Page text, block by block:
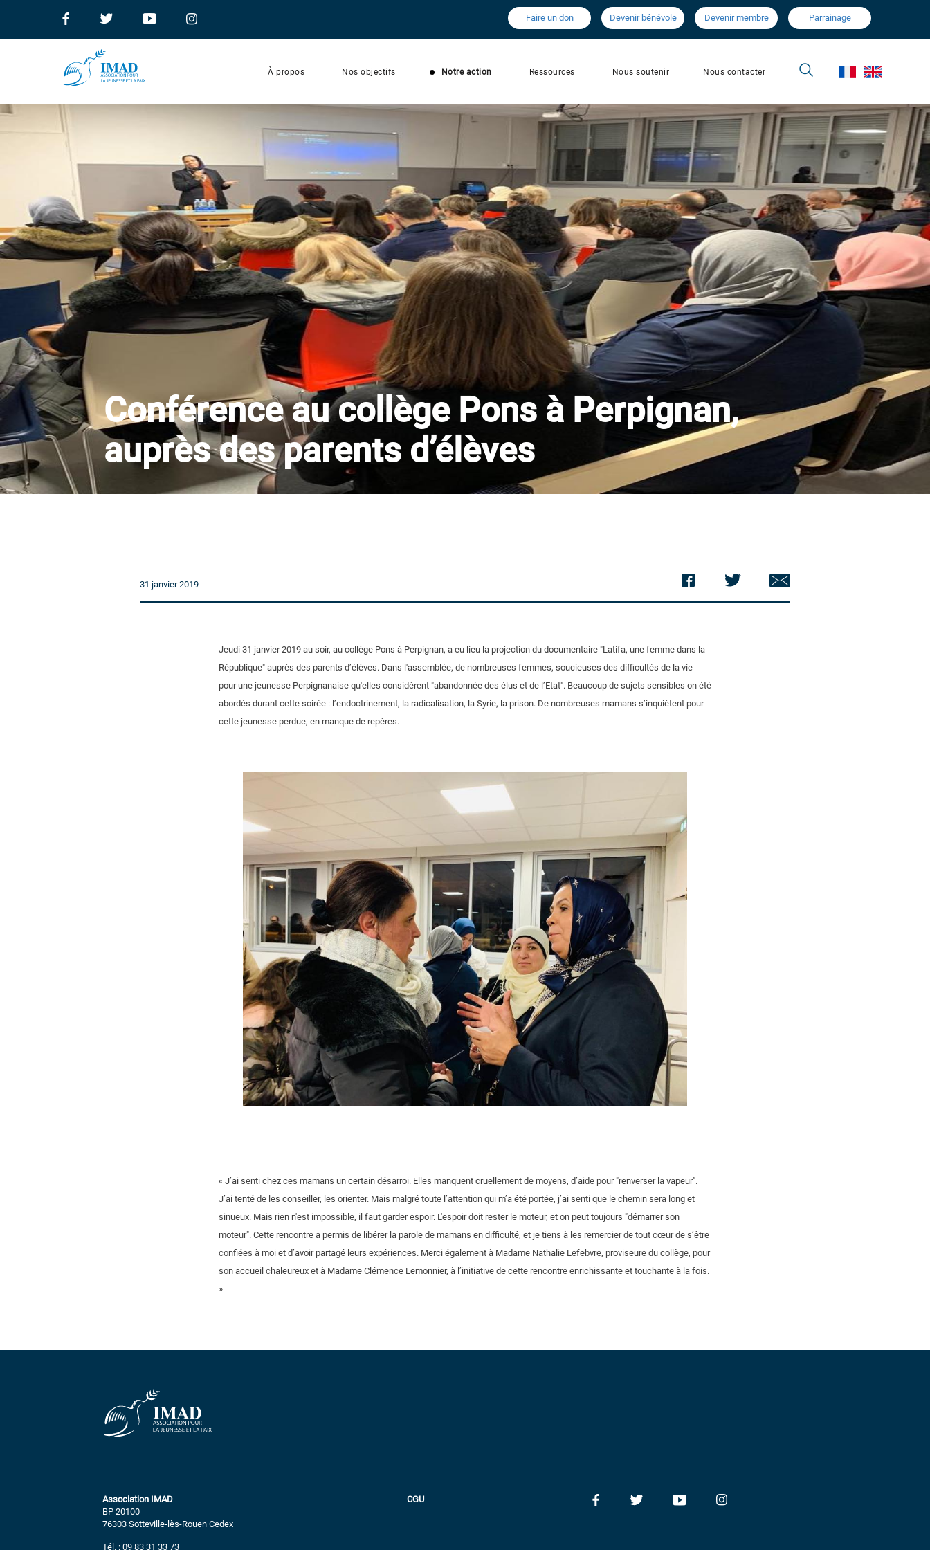
Faire un don Devenir bénévole Devenir membre Parrainage
À propos Nos objectifs Notre action Ressources Nous soutenir Nous contacter
Conférence au collège Pons à Perpignan,
auprès des parents d’élèves
31 janvier 2019
Jeudi 31 janvier 2019 au soir, au collège Pons à Perpignan, a eu lieu la projection du documentaire "Latifa, une femme dans la
République" auprès des parents d’élèves. Dans l'assemblée, de nombreuses femmes, soucieuses des difficultés de la vie
pour une jeunesse Perpignanaise qu'elles considèrent "abandonnée des élus et de l’Etat". Beaucoup de sujets sensibles on été
abordés durant cette soirée : l’endoctrinement, la radicalisation, la Syrie, la prison. De nombreuses mamans s’inquiètent pour
cette jeunesse perdue, en manque de repères.
« J’ai senti chez ces mamans un certain désarroi. Elles manquent cruellement de moyens, d’aide pour "renverser la vapeur".
J’ai tenté de les conseiller, les orienter. Mais malgré toute l’attention qui m’a été portée, j’ai senti que le chemin sera long et
sinueux. Mais rien n'est impossible, il faut garder espoir. L'espoir doit rester le moteur, et on peut toujours "démarrer son
moteur". Cette rencontre a permis de libérer la parole de mamans en difficulté, et je tiens à les remercier de tout cœur de s’être
confiées à moi et d’avoir partagé leurs expériences. Merci également à Madame Nathalie Lefebvre, proviseure du collège, pour
son accueil chaleureux et à Madame Clémence Lemonnier, à l’initiative de cette rencontre enrichissante et touchante à la fois.
»
Association IMAD
BP 20100
76303 Sotteville-lès-Rouen Cedex
Tél. : 09 83 31 33 73
CGU